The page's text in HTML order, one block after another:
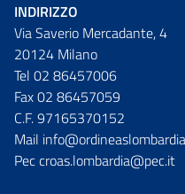
INDIRIZZO
Via Saverio Mercadante, 4
20124 Milano
Tel 02 86457006
Fax 02 86457059
C.F. 97165370152
Mail
Pec croas.lombardia@pec.it